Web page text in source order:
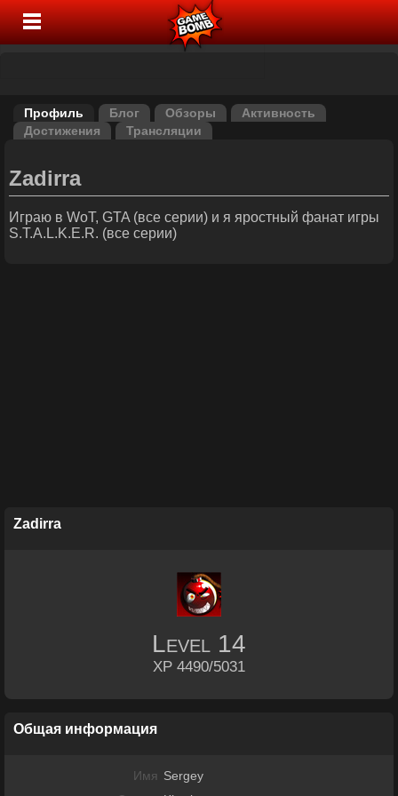
Профиль Блог Обзоры
Активность
Достижения
Трансляции
Zadirra
Играю в WoT, GTA (все серии) и я яростный фанат игры
S.T.A.L.K.E.R. (все серии)
Zadirra
Level 14
XP 4490/5031
Общая информация
Имя Sergey